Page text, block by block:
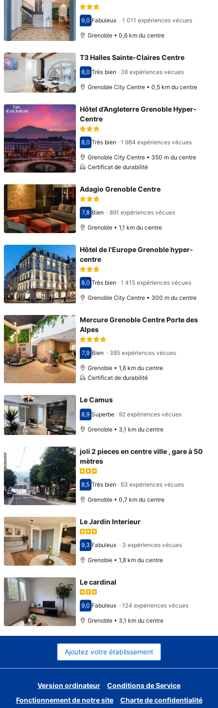
Avec une note de 9,0
9,0 Fabuleux · 1 011 expériences vécues
Grenoble • 0,6 km du centre
T3 Halles Sainte-Claires Centre
Avec une note de 8,0
8,0 Très bien · 36 expériences vécues
Grenoble City Centre • 0,5 km du centre
Hôtel d’Angleterre Grenoble Hyper-
Centre
Avec une note de 8,0
8,0 Très bien · 1 984 expériences vécues
Grenoble City Centre • 350 m du centre
Certificat de durabilité
Adagio Grenoble Centre
Avec une note de 7,8
7,8 Bien · 891 expériences vécues
Grenoble • 1,1 km du centre
Hôtel de l'Europe Grenoble hyper-
centre
Avec une note de 8,0
8,0 Très bien · 1 415 expériences vécues
Grenoble City Centre • 300 m du centre
Mercure Grenoble Centre Porte des
Alpes
Avec une note de 7,9
7,9 Bien · 385 expériences vécues
Grenoble • 1,6 km du centre
Certificat de durabilité
Le Camus
Avec une note de 8,9
8,9 Superbe· 92 expériences vécues
Grenoble • 3,1 km du centre
joli 2 pieces en centre ville , gare à 50
mètres
Avec une note de 8,5
8,5 Très bien · 63 expériences vécues
Grenoble • 0,7 km du centre
Le Jardin Interieur
Avec une note de 9,3
9,3 Fabuleux · 3 expériences vécues
Grenoble • 1,8 km du centre
Le cardinal
Avec une note de 9,0
9,0 Fabuleux · 124 expériences vécues
Grenoble • 3,1 km du centre
Ajoutez votre établissement
Version ordinateur
Conditions de Service
Fonctionnement de notre site
Charte de confidentialité